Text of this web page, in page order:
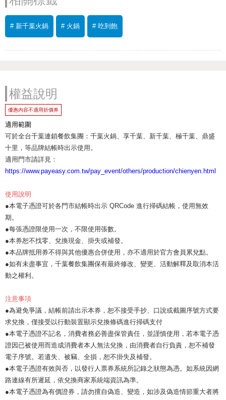
# 新千葉火鍋 # 火鍋 # 吃到飽
權益說明
優惠內容不適用折價券
適用範圍
可於全台千葉連鎖餐飲集團：千葉火鍋、享千葉、新千葉、極千葉、鼎盛
十里，等品牌結帳時出示使用。
適用門市請詳見：
https://www.payeasy.com.tw/pay_event/others/production/chienyen.html
使用說明
●本電子憑證可於各門市結帳時出示 QRCode 進行掃碼結帳，使用無效
期。
●每張憑證限使用一次，不限使用張數。
●本券恕不找零、兌換現金、掛失或補發。
●本品牌抵用券不得與其他優惠合併使用，亦不適用於官方會員累兌點。
●如有未盡事宜，千葉餐飲集團保有最終修改、變更、活動解釋及取消本活
動之權利。
注意事項
●為避免爭議，結帳前請出示本券，恕不接受手抄、口說或截圖序號方式要
求兌換，僅接受以行動裝置顯示兌換條碼進行掃碼支付
●本電子憑證不記名，消費者務必善盡保管責任，並謹慎使用，若本電子憑
證因已被使用而造成消費者本人無法兌換，由消費者自行負責，恕不補發
電子序號。若遺失、被竊、全損，恕不掛失及補發。
●本電子憑證有效與否，以發行人票券系統所記錄之狀態為憑。如系統因網
路連線有所遲延，依兌換商家系統端資訊為準。
●本電子憑證為有價證券，請勿擅自偽造、變造，如涉及偽造情節重大者將